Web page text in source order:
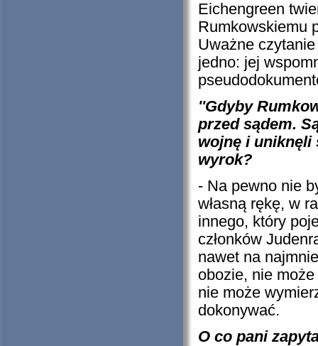
Eichengreen
Rumkowskiemu
Uważne
jedno: jej
''Gdyby
przed sądem.
wojnę i uniknęli
wyrok?
- Na pewno nie
własną rękę, w
innego, który
członków
nawet na
obozie, nie
nie może
dokonywać.
O co pani